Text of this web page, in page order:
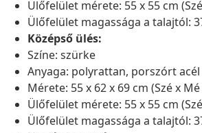
Ülőfelület mérete: 55 x 55 cm
Ülőfelület magassága a talajtól:
Középső ülés:
Színe: szürke
Anyaga: polyrattan, porszórt acél
Mérete: 55 x 62 x 69 cm (Szé x
Ülőfelület mérete: 55 x 55 cm
Ülőfelület magassága a talajtól: